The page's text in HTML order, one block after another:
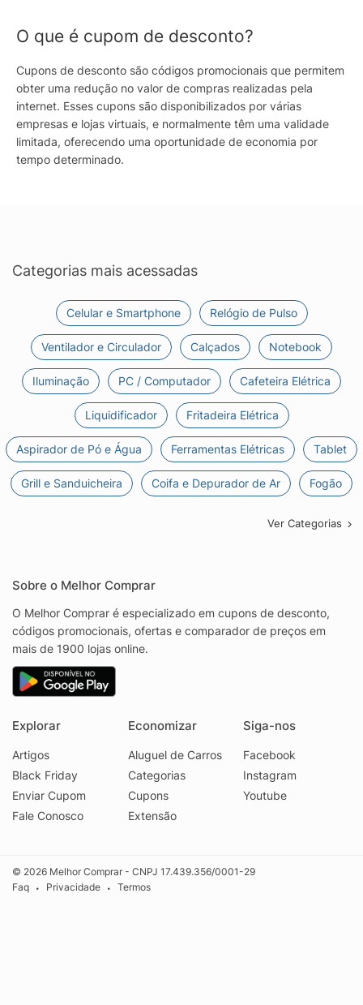
O que é cupom de desconto?
Cupons de desconto são códigos promocionais que permitem
obter uma redução no valor de compras realizadas pela
internet. Esses cupons são disponibilizados por várias
empresas e lojas virtuais, e normalmente têm uma validade
limitada, oferecendo uma oportunidade de economia por
tempo determinado.
Categorias mais acessadas
Celular e Smartphone Relógio de Pulso
Ventilador e Circulador Calçados Notebook
Iluminação PC / Computador Cafeteira Elétrica
Liquidificador Fritadeira Elétrica
Aspirador de Pó e Água Ferramentas Elétricas Tablet
Grill e Sanduicheira Coifa e Depurador de Ar Fogão
Ver Categorias
Sobre o Melhor Comprar
O Melhor Comprar é especializado em cupons de desconto,
códigos promocionais, ofertas e comparador de preços em
mais de 1900 lojas online.
Explorar
Artigos
Black Friday
Enviar Cupom
Fale Conosco
Economizar
Aluguel de Carros
Categorias
Cupons
Extensão
Siga-nos
Facebook
Instagram
Youtube
© 2026 Melhor Comprar - CNPJ 17.439.356/0001-29
Faq
• Privacidade • Termos